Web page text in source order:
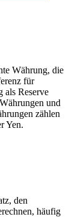
Währung, die
für
als Reserve
und
zählen
Yen.
den
häufig